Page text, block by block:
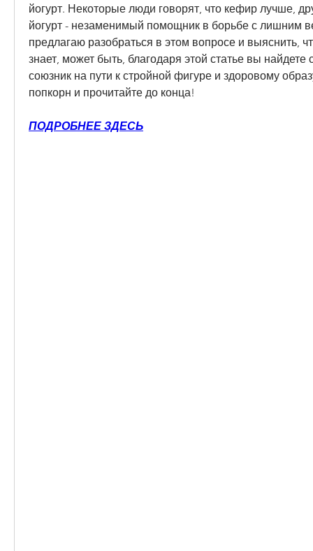
йогурт. Некоторые люди говорят, что кефир лучше,
йогурт - незаменимый помощник в борьбе с лишним
предлагаю разобраться в этом вопросе и выяснить,
знает, может быть, благодаря этой статье вы
союзник на пути к стройной фигуре и здоровому
попкорн и прочитайте до конца!
ПОДРОБНЕЕ ЗДЕСЬ